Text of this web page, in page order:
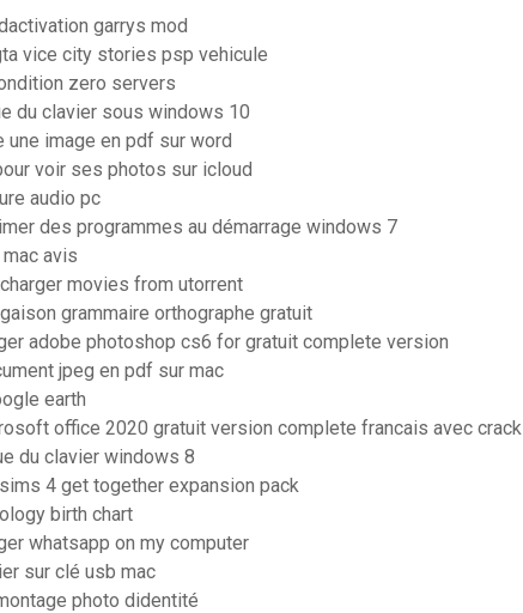
garrys mod
vice city stories psp vehicule
zero servers
du clavier sous windows 10
une image en pdf sur word
voir ses photos sur icloud
audio pc
des programmes au démarrage windows 7
avis
movies from utorrent
grammaire orthographe gratuit
adobe photoshop cs6 for gratuit complete version
jpeg en pdf sur mac
earth
office 2020 gratuit version complete francais avec crack
du clavier windows 8
4 get together expansion pack
birth chart
whatsapp on my computer
sur clé usb mac
photo didentité